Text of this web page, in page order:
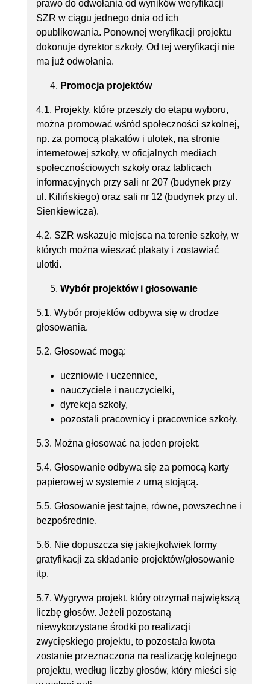
prawo do odwołania od wyników weryfikacji
SZR w ciągu jednego dnia od ich
opublikowania. Ponownej weryfikacji projektu
dokonuje dyrektor szkoły. Od tej weryfikacji nie
ma już odwołania.
Promocja projektów
4.1. Projekty, które przeszły do etapu wyboru,
można promować wśród społeczności szkolnej,
np. za pomocą plakatów i ulotek, na stronie
internetowej szkoły, w oficjalnych mediach
społecznościowych szkoły oraz tablicach
informacyjnych przy sali nr 207 (budynek przy
ul. Kilińskiego) oraz sali nr 12 (budynek przy ul.
Sienkiewicza).
4.2. SZR wskazuje miejsca na terenie szkoły, w
których można wieszać plakaty i zostawiać
ulotki.
Wybór projektów i głosowanie
5.1. Wybór projektów odbywa się w drodze
głosowania.
5.2. Głosować mogą:
uczniowie i uczennice,
nauczyciele i nauczycielki,
dyrekcja szkoły,
pozostali pracownicy i pracownice szkoły.
5.3. Można głosować na jeden projekt.
5.4. Głosowanie odbywa się za pomocą karty
papierowej w systemie z urną stojącą.
5.5. Głosowanie jest tajne, równe, powszechne i
bezpośrednie.
5.6. Nie dopuszcza się jakiejkolwiek formy
gratyfikacji za składanie projektów/głosowanie
itp.
5.7. Wygrywa projekt, który otrzymał największą
liczbę głosów. Jeżeli pozostaną
niewykorzystane środki po realizacji
zwycięskiego projektu, to pozostała kwota
zostanie przeznaczona na realizację kolejnego
projektu, według liczby głosów, który mieści się